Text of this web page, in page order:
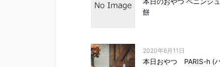
餅
2020年6月11日
本日おやつ PARIS-h (